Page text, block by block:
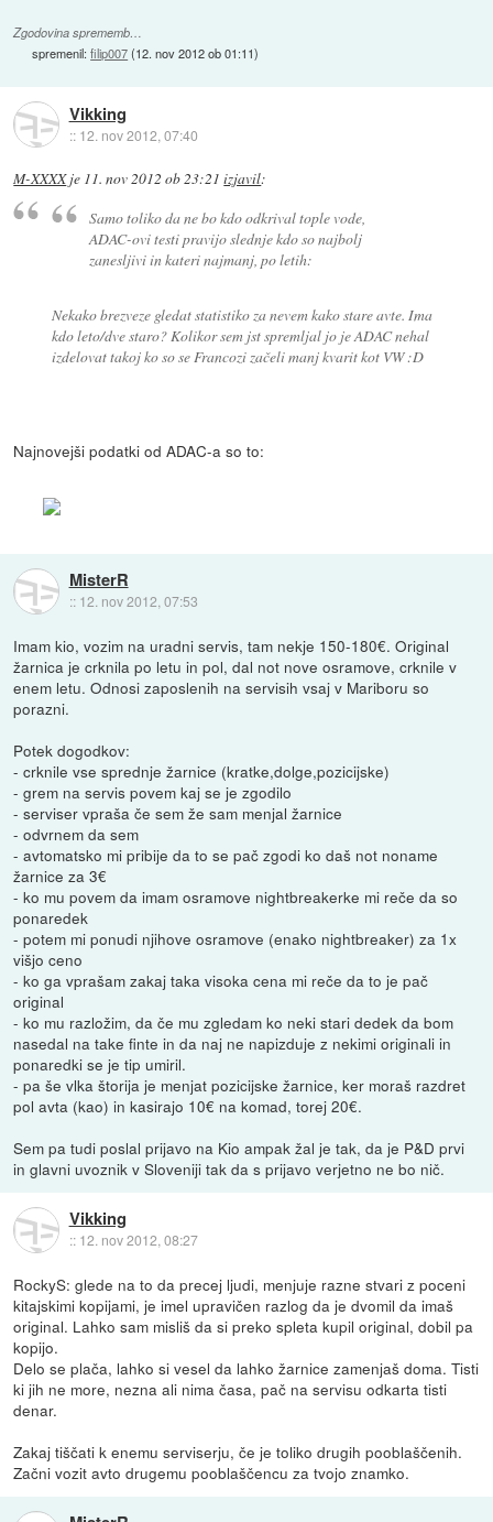
Zgodovina sprememb…
spremenil:filip007(12. nov 2012 ob 01:11)
Vikking
:: 12. nov 2012, 07:40
M-XXXXje 11. nov 2012 ob 23:21 izjavil:
Samo toliko da ne bo kdo odkrival tople vode,
ADAC-ovi testi pravijo slednje kdo so najbolj
zanesljivi in kateri najmanj, po letih:
Nekako brezveze gledat statistiko za nevem kako stare avte. Ima
kdo leto/dve staro? Kolikor sem jst spremljal jo je ADAC nehal
izdelovat takoj ko so se Francozi začeli manj kvarit kot VW :D
Najnovejši podatki od ADAC-a so to:
MisterR
:: 12. nov 2012, 07:53
Imam kio, vozim na uradni servis, tam nekje 150-180€. Original
žarnica je crknila po letu in pol, dal not nove osramove, crknile v
enem letu. Odnosi zaposlenih na servisih vsaj v Mariboru so
porazni.
Potek dogodkov:
- crknile vse sprednje žarnice (kratke,dolge,pozicijske)
- grem na servis povem kaj se je zgodilo
- serviser vpraša če sem že sam menjal žarnice
- odvrnem da sem
- avtomatsko mi pribije da to se pač zgodi ko daš not noname
žarnice za 3€
- ko mu povem da imam osramove nightbreakerke mi reče da so
ponaredek
- potem mi ponudi njihove osramove (enako nightbreaker) za 1x
višjo ceno
- ko ga vprašam zakaj taka visoka cena mi reče da to je pač
original
- ko mu razložim, da če mu zgledam ko neki stari dedek da bom
nasedal na take finte in da naj ne napizduje z nekimi originali in
ponaredki se je tip umiril.
- pa še vlka štorija je menjat pozicijske žarnice, ker moraš razdret
pol avta (kao) in kasirajo 10€ na komad, torej 20€.
Sem pa tudi poslal prijavo na Kio ampak žal je tak, da je P&D prvi
in glavni uvoznik v Sloveniji tak da s prijavo verjetno ne bo nič.
Vikking
:: 12. nov 2012, 08:27
RockyS: glede na to da precej ljudi, menjuje razne stvari z poceni
kitajskimi kopijami, je imel upravičen razlog da je dvomil da imaš
original. Lahko sam misliš da si preko spleta kupil original, dobil pa
kopijo.
Delo se plača, lahko si vesel da lahko žarnice zamenjaš doma. Tisti
ki jih ne more, nezna ali nima časa, pač na servisu odkarta tisti
denar.
Zakaj tiščati k enemu serviserju, če je toliko drugih pooblaščenih.
Začni vozit avto drugemu pooblaščencu za tvojo znamko.